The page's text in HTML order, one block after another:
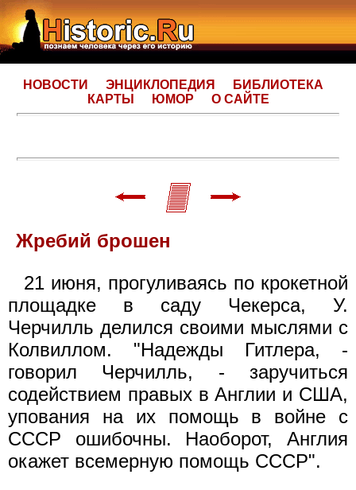
НОВОСТИ ЭНЦИКЛОПЕДИЯ
БИБЛИОТЕКА
КАРТЫ
ЮМОР О САЙТЕ
Жребий брошен
21 июня, прогуливаясь по крокетной
площадке в саду Чекерса, У.
Черчилль делился своими мыслями с
Колвиллом. "Надежды Гитлера, -
говорил Черчилль, - заручиться
содействием правых в Англии и США,
упования на их помощь в войне с
СССР ошибочны. Наоборот, Англия
окажет всемерную помощь СССР".